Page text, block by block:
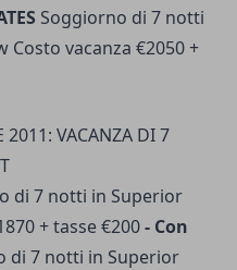
Soggiorno di 7 notti
vacanza €2050 +
2011: VACANZA DI 7
di 7 notti in Superior
+ tasse €200- Con
di 7 notti in Superior